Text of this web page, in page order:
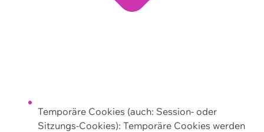
Temporäre Cookies (auch: Session- oder
Sitzungs-Cookies): Temporäre Cookies werden